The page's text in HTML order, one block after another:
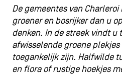
FacebookInstagramYoutubeLinkedIn
NL EN FR
De gemeentes van
groener en bosrijker dan u
denken. In de streek vindt u
afwisselende groene plekjes
toegankelijk zijn. Halfwilde
en flora of rustige hoekjes